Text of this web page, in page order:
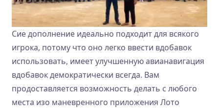
Сие дополнение идеально подходит для всякого
игрока, потому что оно легко ввести вдобавок
использовать, имеет улучшенную авианавигация
вдобавок демократически всегда. Вам
продоставляется возможность делать с любого
места изо маневренного приложения Лото